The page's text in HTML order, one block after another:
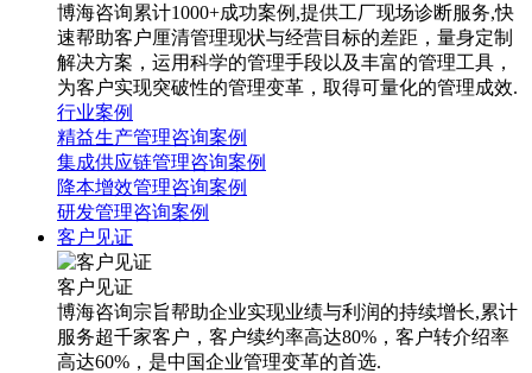
博海咨询累计1000+成功案例,提供工厂现场诊断服务,快
速帮助客户厘清管理现状与经营目标的差距，量身定制
解决方案，运用科学的管理手段以及丰富的管理工具，
为客户实现突破性的管理变革，取得可量化的管理成效.
行业案例
精益生产管理咨询案例
集成供应链管理咨询案例
降本增效管理咨询案例
研发管理咨询案例
客户见证
客户见证
博海咨询宗旨帮助企业实现业绩与利润的持续增长,累计
服务超千家客户，客户续约率高达80%，客户转介绍率
高达60%，是中国企业管理变革的首选.